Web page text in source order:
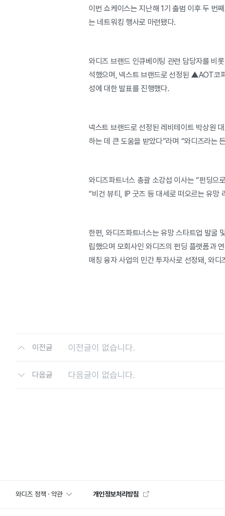
이번 쇼케이스는 지난해 1기 출범 이후 두 번
는 네트워킹 행사로 마련됐다.
와디즈 브랜드 인큐베이팅 관련 담당자를 비
석했으며, 넥스트 브랜드로 선정된 ▲AOT
성에 대한 발표를 진행했다.
넥스트 브랜드로 선정된 레비테이트 박상원
하는 데 큰 도움을 받았다”라며 “와디즈라는
와디즈파트너스 총괄 소강섭 이사는 “펀딩으
“비건 뷰티, IP 굿즈 등 대세로 떠오르는 유망
한편, 와디즈파트너스는 유망 스타트업 발굴
립했으며 모회사인 와디즈의 펀딩 플랫폼과
매칭 융자 사업의 민간 투자사로 선정돼, 와
이전글 이전글이 없습니다.
다음글 다음글이 없습니다.
와디즈 정책 · 약관 개인정보처리방침